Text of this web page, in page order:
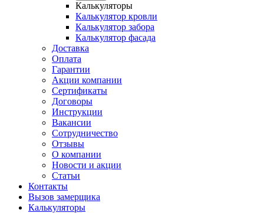
Калькуляторы
Калькулятор кровли
Калькулятор забора
Калькулятор фасада
Доставка
Оплата
Гарантии
Акции компании
Сертификаты
Договоры
Инструкции
Вакансии
Сотрудничество
Отзывы
О компании
Новости и акции
Статьи
Контакты
Вызов замерщика
Калькуляторы